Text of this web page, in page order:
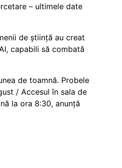
– ultimele date
de știință au creat
capabili să combată
de toamnă. Probele
/ Accesul în sala de
la ora 8:30, anunță